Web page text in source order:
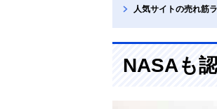
人気サイトの売れ筋
NASAも